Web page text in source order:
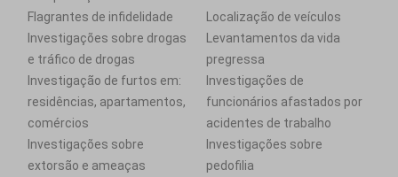
Flagrantes de infidelidade
Localização de veículos
Investigações sobre drogas
e tráfico de drogas
Levantamentos da vida
pregressa
Investigação de furtos em:
residências, apartamentos,
comércios
Investigações de
funcionários afastados por
acidentes de trabalho
Investigações sobre
extorsão e ameaças
Investigações sobre
pedofilia